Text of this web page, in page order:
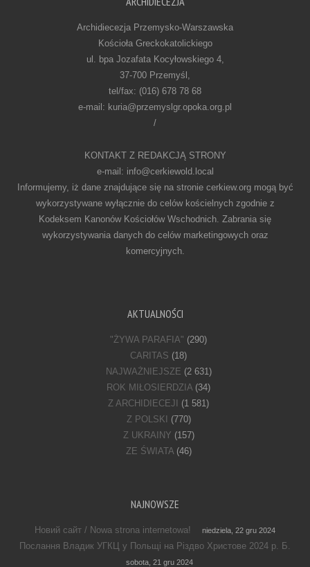
Archidiecezja Przemysko-Warszawska
Kościoła Greckokatolickiego
ul. bpa Jozafata Kocyłowskiego 4,
37-700 Przemyśl,
tel/fax: (016) 678 78 68
e-mail: kuria@przemyslgr.opoka.org.pl
/
KONTAKT Z REDAKCJĄ STRONY
e-mail: info@cerkiewold.local
Informujemy, iż dane znajdujące się na stronie cerkiew.org mogą być
wykorzystywane wyłącznie do celów kościelnych zgodnie z
Kodeksem Kanonów Kościołów Wschodnich. Zabrania się
wykorzystywania danych do celów marketingowych oraz
komercyjnych.
AKTUALNOŚCI
"ŻYWA PARAFIA" (290)
CARITAS (18)
NAJWAŻNIEJSZE (2 631)
ROK MIŁOSIERDZIA(34)
Z ARCHIDIECEJI
(1 581)
Z POLSKI
(770)
Z UKRAINY (157)
ZE ŚWIATA(46)
NAJNOWSZE
Новий сайт / Nowa strona internetowa! niedziela, 22 gru 2024
Послання Владик УГКЦ у Польщі на Різдво Христове 2024 р. Б.
sobota, 21 gru 2024